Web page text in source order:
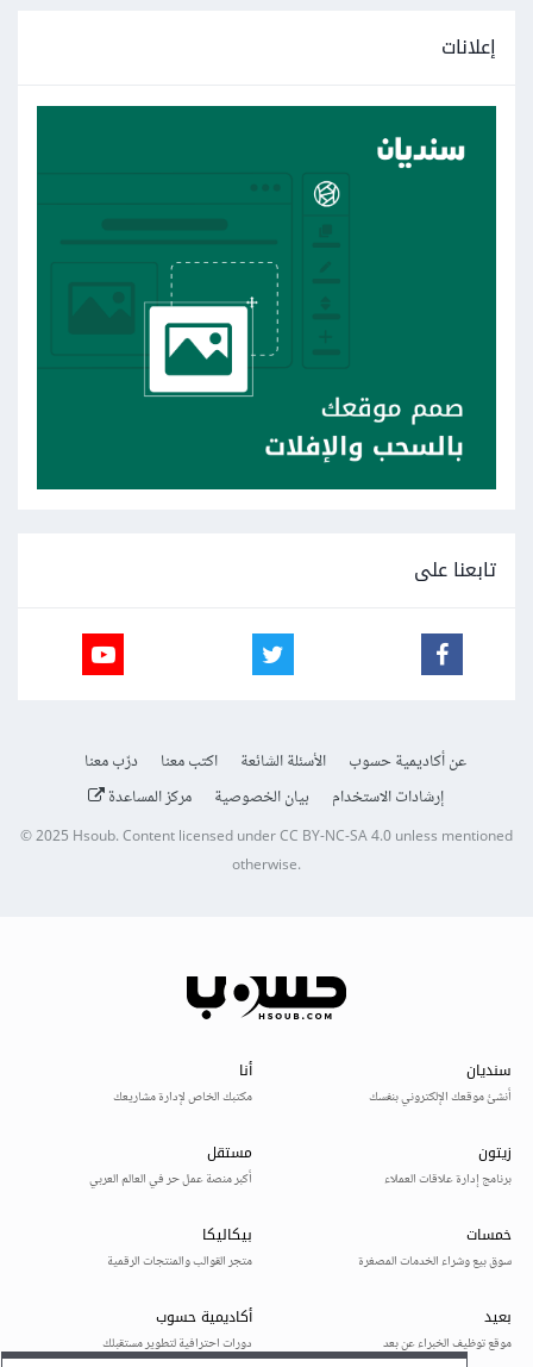
إعلانات
تابعنا على
عن أكاديمية حسوب الأسئلة الشائعة اكتب معنا
درّب معنا
إرشادات الاستخدام
بيان الخصوصية مركز المساعدة
© 2025Hsoub.Content licensed underCC BY-NC-SA 4.0unless mentioned
otherwise.